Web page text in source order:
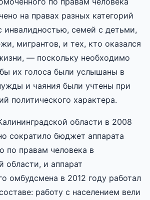
на правах разных категорий
семей с детьми,
мигрантов, и тех, кто оказался
— поскольку необходимо
их голоса были услышаны в
и чаяния были учтены при
политического характера.
области в 2008
сократило бюджет аппарата
по правам человека в
области, и аппарат
омбудсмена в 2012 году работал
работу с населением вели